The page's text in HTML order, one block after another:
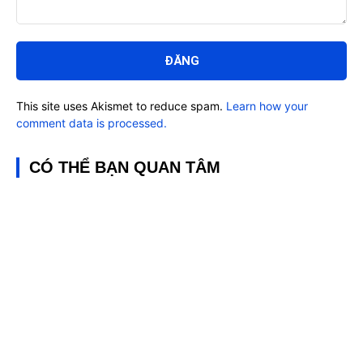
luận:
This site uses Akismet to reduce spam. Learn how your
comment data is processed.
CÓ THỂ BẠN QUAN TÂM